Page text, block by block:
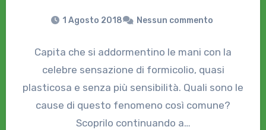
1 Agosto 2018 Nessun commento
Capita che si addormentino le mani con la
celebre sensazione di formicolio, quasi
plasticosa e senza più sensibilità. Quali sono le
cause di questo fenomeno così comune?
Scoprilo continuando a…